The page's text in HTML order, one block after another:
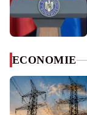
ECONOMIE